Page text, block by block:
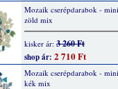
Mozaik cserépdarabok -
zöld mix
kisker ár: 3 260 Ft
shop ár: 2 710 Ft
Mozaik cserépdarabok -
kék mix